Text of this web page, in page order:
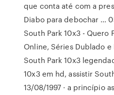
que conta até com a
Diabo para debochar …
South Park 10x3 - Quero
Online, Séries Dublado
South Park 10x3
10x3 em hd, assistir
13/08/1997 · a princípio